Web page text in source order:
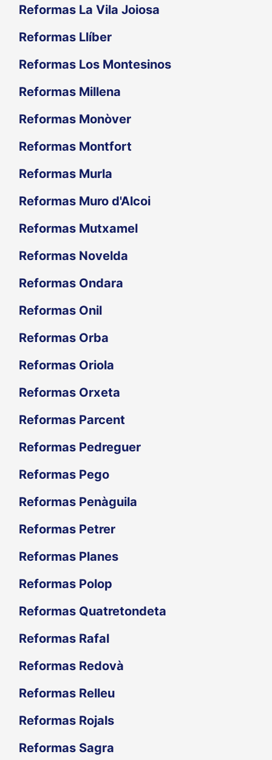
Reformas La Vila Joiosa
Reformas Llíber
Reformas Los Montesinos
Reformas Millena
Reformas Monòver
Reformas Montfort
Reformas Murla
Reformas Muro d'Alcoi
Reformas Mutxamel
Reformas Novelda
Reformas Ondara
Reformas Onil
Reformas Orba
Reformas Oriola
Reformas Orxeta
Reformas Parcent
Reformas Pedreguer
Reformas Pego
Reformas Penàguila
Reformas Petrer
Reformas Planes
Reformas Polop
Reformas Quatretondeta
Reformas Rafal
Reformas Redovà
Reformas Relleu
Reformas Rojals
Reformas Sagra